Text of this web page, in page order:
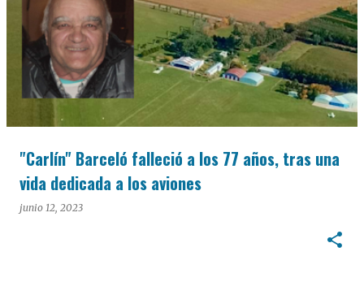
"Carlín" Barceló falleció a los 77 años, tras una
vida dedicada a los aviones
junio 12, 2023